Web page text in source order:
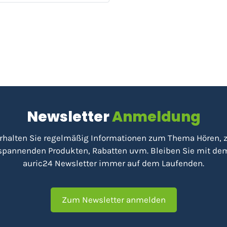
NewsletterAnmeldung
Sie regelmäßig Informationen zum Thema Hören,
Produkten, Rabatten uvm. Bleiben Sie mit
auric24 Newsletter immer auf dem Laufenden.
Zum Newsletter anmelden